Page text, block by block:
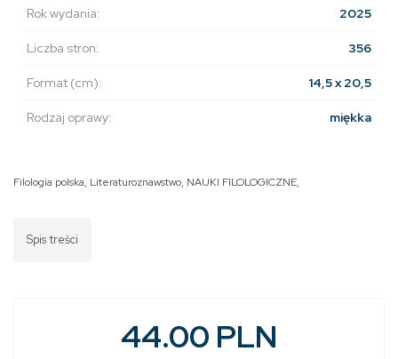
Rok wydania: 2025
Liczba stron: 356
Format (cm): 14,5 x 20,5
Rodzaj oprawy: miękka
Filologia polska, Literaturoznawstwo, NAUKI FILOLOGICZNE,
Spis treści
44.00 PLN